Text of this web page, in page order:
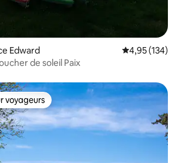
Edward Note
4,95 (134)
de soleil Paix
parmi les plus aimés
voyageurs